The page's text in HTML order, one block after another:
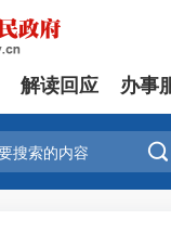
解读回应 办事
